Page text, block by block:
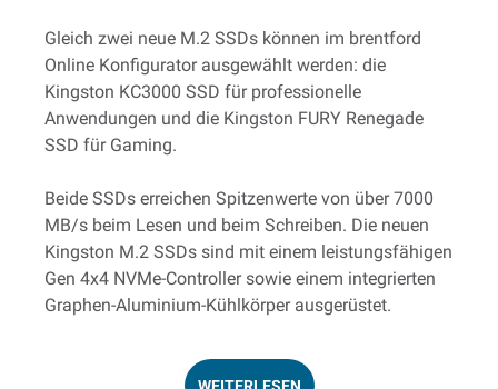
Gleich zwei neue M.2 SSDs können im brentford
Online Konfigurator ausgewählt werden: die
Kingston KC3000 SSD für professionelle
Anwendungen und die Kingston FURY Renegade
SSD für Gaming.
Beide SSDs erreichen Spitzenwerte von über 7000
MB/s beim Lesen und beim Schreiben. Die neuen
Kingston M.2 SSDs sind mit einem leistungsfähigen
Gen 4x4 NVMe-Controller sowie einem integrierten
Graphen-Aluminium-Kühlkörper ausgerüstet.
WEITERLESEN